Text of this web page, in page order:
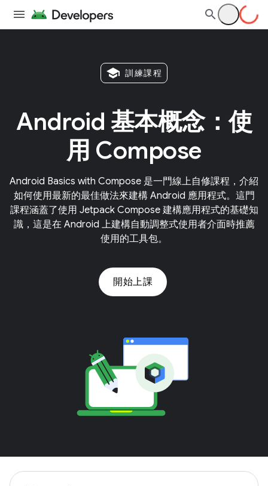
school 訓練課程
Android 基本概念：使
用 Compose
Android Basics with Compose 是一門線上自修課程，介紹
如何使用最新的最佳做法來建構 Android 應用程式。這門
課程涵蓋了使用 Jetpack Compose 建構應用程式的基礎知
識，這是在 Android 上建構自動調整式使用者介面時推薦
使用的工具包。
開始上課